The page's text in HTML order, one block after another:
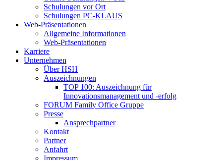
Schulungen vor Ort
Schulungen PC-KLAUS
Web-Präsentationen
Allgemeine Informationen
Web-Präsentationen
Karriere
Unternehmen
Über HSH
Auszeichnungen
TOP 100: Auszeichnung für
Innovationsmanagement und -erfolg
FORUM Family Office Gruppe
Presse
Ansprechpartner
Kontakt
Partner
Anfahrt
Impressum